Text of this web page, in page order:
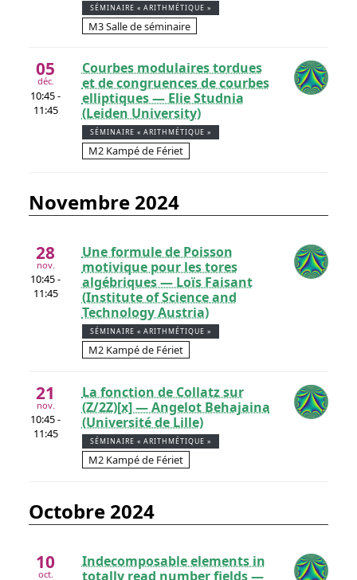
SÉMINAIRE « ARITHMÉTIQUE »
M3 Salle de séminaire
05
déc.
10:45 -
11:45
Courbes modulaires tordues
et de congruences de courbes
elliptiques — Elie Studnia
(Leiden University)
SÉMINAIRE « ARITHMÉTIQUE »
M2 Kampé de Fériet
novembre 2024
28
nov.
10:45 -
11:45
Une formule de Poisson
motivique pour les tores
algébriques — Loïs Faisant
(Institute of Science and
Technology Austria)
SÉMINAIRE « ARITHMÉTIQUE »
M2 Kampé de Fériet
21
nov.
10:45 -
11:45
La fonction de Collatz sur
(Z/2Z)[x] — Angelot Behajaina
(Université de Lille)
SÉMINAIRE « ARITHMÉTIQUE »
M2 Kampé de Fériet
octobre 2024
10
oct.
Indecomposable elements in
totally read number fields —